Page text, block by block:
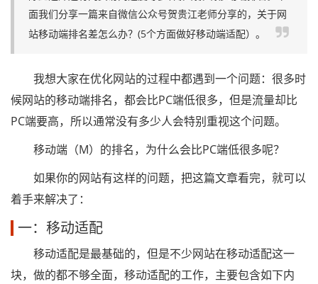
面我们分享一篇来自微信公众号贺贵江老师分享的，关于网
站移动端排名差怎么办？(5个方面做好移动端适配）。
我想大家在优化网站的过程中都遇到一个问题：很多时
候网站的移动端排名，都会比PC端低很多，但是流量却比
PC端要高，所以通常没有多少人会特别重视这个问题。
移动端（M）的排名，为什么会比PC端低很多呢？
如果你的网站有这样的问题，把这篇文章看完，就可以
着手来解决了：
一：移动适配
移动适配是最基础的，但是不少网站在移动适配这一
块，做的都不够全面，移动适配的工作，主要包含如下内